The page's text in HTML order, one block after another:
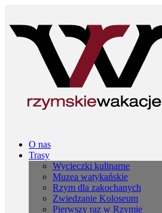
O nas
Trasy
Wycieczki kulinarne
Muzea watykańskie
Rzym dla zakochanych
Zwiedzanie Koloseum
Pierwszy raz w Rzymie